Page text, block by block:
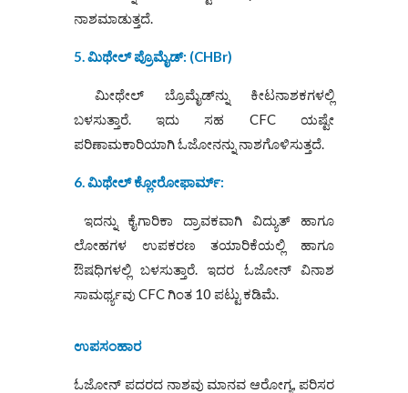
ನಾಶಮಾಡುತ್ತದೆ.
5. ಮಿಥೇಲ್ ಪ್ರೊಮೈಡ್‌: (CHBr)
ಮೀಥೇಲ್ ಬ್ರೊಮೈಡ್‌ನ್ನು ಕೀಟನಾಶಕಗಳಲ್ಲಿ
ಬಳಸುತ್ತಾರೆ. ಇದು ಸಹ CFC ಯಷ್ಟೇ
ಪರಿಣಾಮಕಾರಿಯಾಗಿ ಓಜೋನನ್ನು ನಾಶಗೊಳಿಸುತ್ತದೆ.
6. ಮಿಥೇಲ್ ಕ್ಲೋರೋಫಾರ್ಮ್:
ಇದನ್ನು ಕೈಗಾರಿಕಾ ದ್ರಾವಕವಾಗಿ ವಿದ್ಯುತ್ ಹಾಗೂ
ಲೋಹಗಳ ಉಪಕರಣ ತಯಾರಿಕೆಯಲ್ಲಿ ಹಾಗೂ
ಔಷಧಿಗಳಲ್ಲಿ ಬಳಸುತ್ತಾರೆ. ಇದರ ಓಜೋನ್ ವಿನಾಶ
ಸಾಮರ್ಥ್ಯವು CFC ಗಿಂತ 10 ಪಟ್ಟು ಕಡಿಮೆ.
ಉಪಸಂಹಾರ
ಓಜೋನ್ ಪದರದ ನಾಶವು ಮಾನವ ಆರೋಗ್ಯ, ಪರಿಸರ